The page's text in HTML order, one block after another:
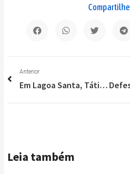
Compartilhe
Anterior
Em Lagoa Santa, Tático apreende mais de 300 pinos de cocaína; bairro Aeronautas
Leia também